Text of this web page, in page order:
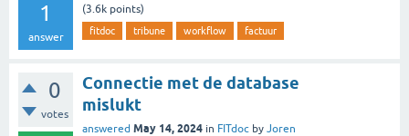
1
answer
(3.6k points)
fitdoc tribune workflow factuur
0
votes
Connectie met de database
mislukt
answered May 14, 2024 in FITdoc by Joren